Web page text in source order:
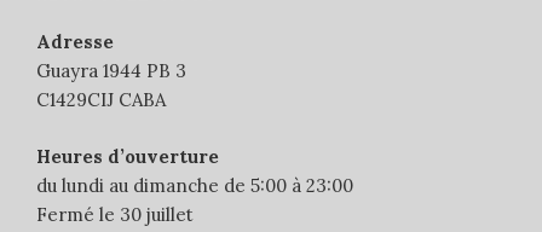
Adresse
Guayra 1944 PB 3
C1429CIJ CABA
Heures d’ouverture
du lundi au dimanche de 5:00 à 23:00
Fermé le 30 juillet